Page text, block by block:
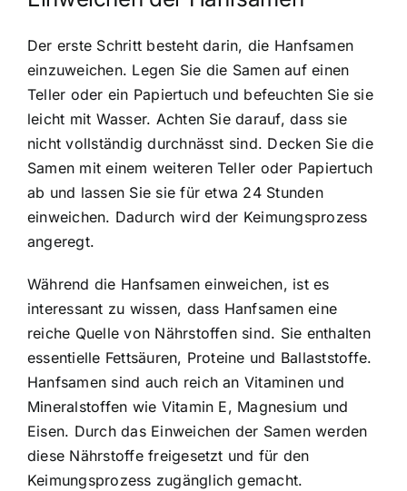
Der erste Schritt besteht darin, die Hanfsamen
einzuweichen. Legen Sie die Samen auf einen
Teller oder ein Papiertuch und befeuchten Sie sie
leicht mit Wasser. Achten Sie darauf, dass sie
nicht vollständig durchnässt sind. Decken Sie die
Samen mit einem weiteren Teller oder Papiertuch
ab und lassen Sie sie für etwa 24 Stunden
einweichen. Dadurch wird der Keimungsprozess
angeregt.
Während die Hanfsamen einweichen, ist es
interessant zu wissen, dass Hanfsamen eine
reiche Quelle von Nährstoffen sind. Sie enthalten
essentielle Fettsäuren, Proteine und Ballaststoffe.
Hanfsamen sind auch reich an Vitaminen und
Mineralstoffen wie Vitamin E, Magnesium und
Eisen. Durch das Einweichen der Samen werden
diese Nährstoffe freigesetzt und für den
Keimungsprozess zugänglich gemacht.